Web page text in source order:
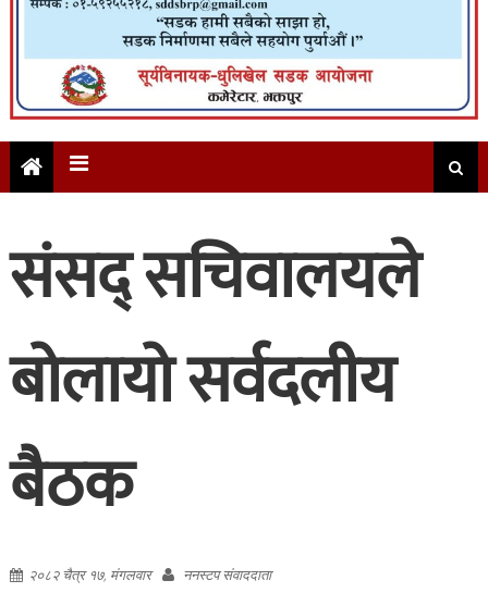
संसद् सचिवालयले
बोलायो सर्वदलीय
बैठक
२०८२ चैत्र १७, मंगलवार ननस्टप संवाददाता